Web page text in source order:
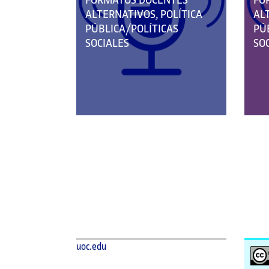
PERTENECE
A
LAS
ALTERNATIVOS, POLÍTICA
PÚBLICA/POLÍTICAS
SOCIALES
A
uoc.edu